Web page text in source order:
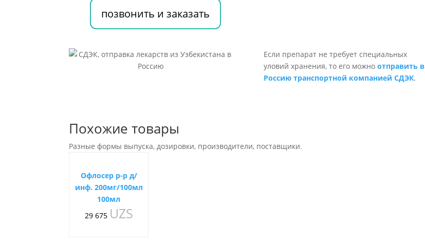
100
позвонить и заказать
Если препарат не требует специальных
уловий хранения, то его можно отправить в
Россию транспортной компанией СДЭК.
Похожие товары
Разные формы выпуска, дозировки, производители, поставщики.
Офлосер р-р д/
инф. 200мг/100мл
100мл
29 675 UZS